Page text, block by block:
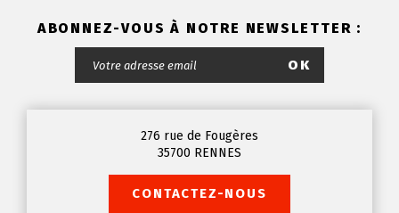
276 rue de Fougères
35700 RENNES
CONTACTEZ-NOUS
ABONNEZ-VOUS À NOTRE NEWSLETTER :
OK